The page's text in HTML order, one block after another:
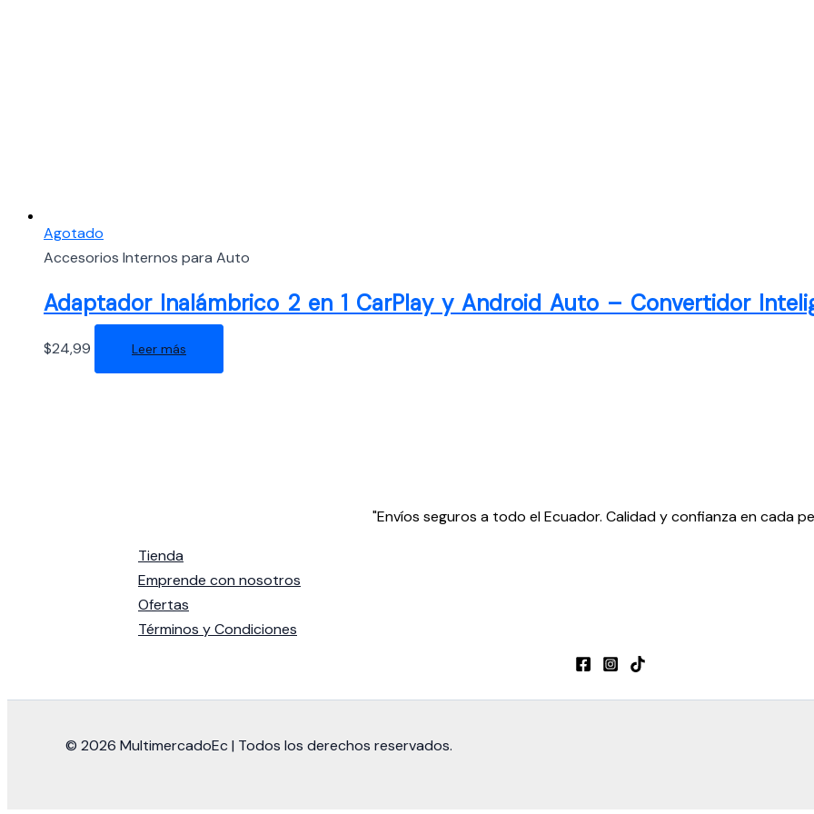
Agotado
Accesorios Internos para Auto
Adaptador Inalámbrico 2 en 1 CarPlay y Android Auto – Convertidor
$24,99 Leer más
"Envíos seguros a todo el Ecuador. Calidad y confianza en cada
Tienda
Emprende con nosotros
Ofertas
Términos y Condiciones
© 2026 MultimercadoEc | Todos los derechos reservados.